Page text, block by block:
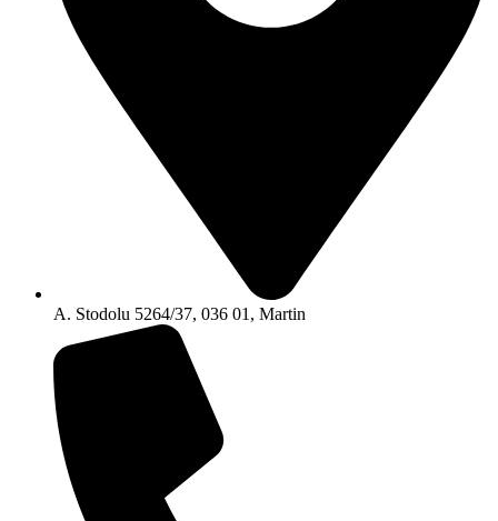
A. Stodolu 5264/37, 036 01, Martin